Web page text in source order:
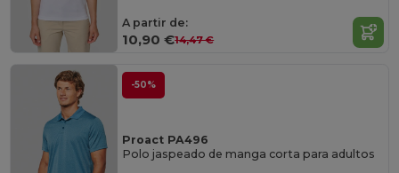
A partir de:
10,90 €14,47 €
-50%
Proact PA496
Polo jaspeado de manga corta para adultos